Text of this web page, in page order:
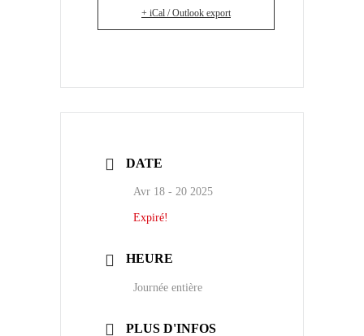
+ iCal / Outlook export
DATE
Avr 18 - 20 2025
Expiré!
HEURE
Journée entière
PLUS D'INFOS